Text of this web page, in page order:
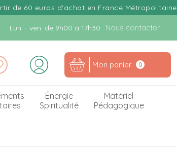
de 60 euros d'achat en France Métropolitaine
Lun. - ven. de 9h00 à 17h30 Nous contacter
Mon panier 0
Énergie
Spiritualité
Matériel
Pédagogique